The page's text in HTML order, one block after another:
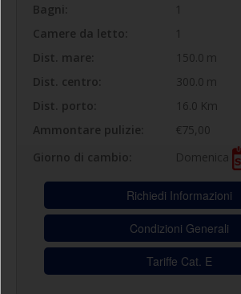
Bagni:
1
Camere da letto:
1
Dist. mare:
150.0 m
Dist. centro:
300.0 m
Dist. porto:
16.0 Km
Ammontare pulizie:
€75,00
Giorno di cambio:
Domenica
Richiedi Informazioni
Condizioni Generali
Tariffe Cat. E